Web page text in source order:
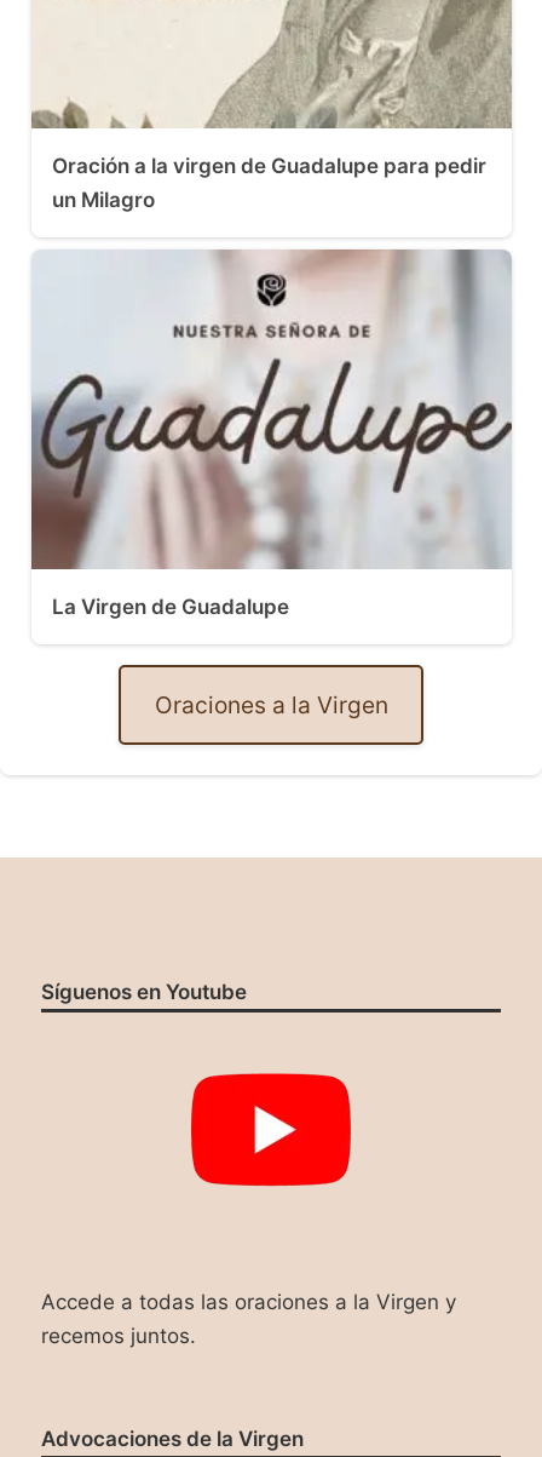
Oración a la virgen de Guadalupe para pedir
un Milagro
La Virgen de Guadalupe
Oraciones a la Virgen
Síguenos en Youtube
Accede a todas las oraciones a la Virgen y
recemos juntos.
Advocaciones de la Virgen